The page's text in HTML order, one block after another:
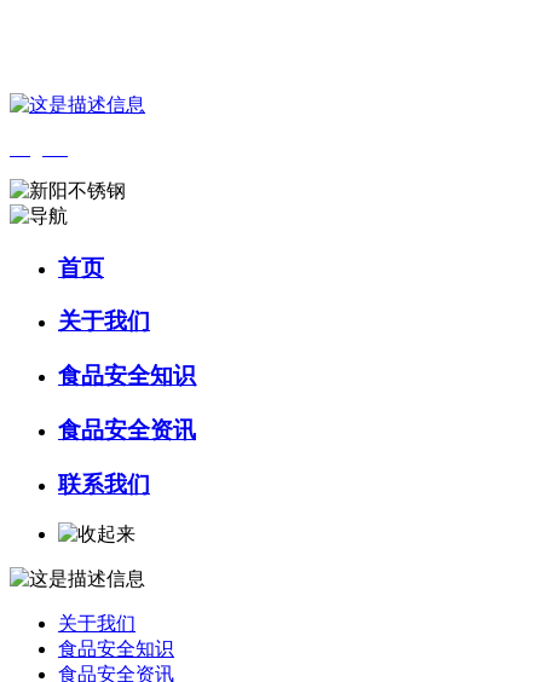
首页
关于我们
食品安全知识
食品安全资讯
联系我们
关于我们
食品安全知识
食品安全资讯